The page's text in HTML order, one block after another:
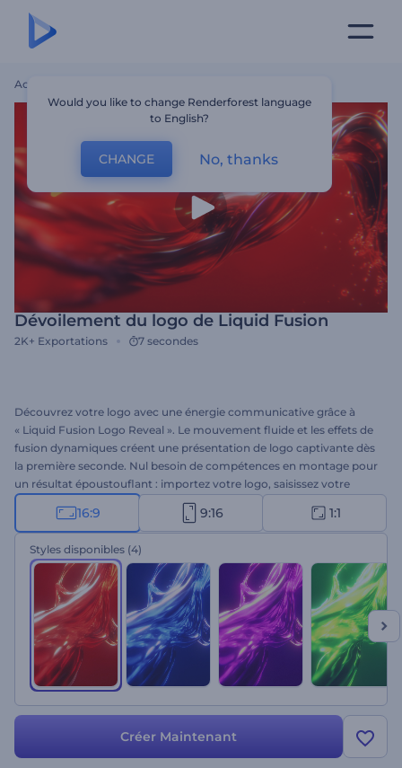
Accueil
Dévoilement du logo de Liquid Fusion
2K+ Exportations 7 secondes
Découvrez votre logo avec une énergie communicative grâce à
« Liquid Fusion Logo Reveal ». Le mouvement fluide et les effets de
fusion dynamiques créent une présentation de logo captivante dès
la première seconde. Nul besoin de compétences en montage pour
un résultat époustouflant : importez votre logo, saisissez votre
slogan et choisissez une musique de fond. Idéal pour les
lancements de marque, les bandes-annonces, les agences de
création et les présentations percutantes. Créez dès maintenant et
mettez en valeur votre logo avec assurance !
16:9 9:16 1:1
Styles disponibles (4)
Créer Maintenant
Would you like to change Renderforest language
to English?
CHANGE No, thanks